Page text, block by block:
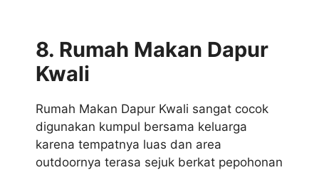
8. Rumah Makan Dapur
Kwali
Rumah Makan Dapur Kwali sangat cocok
digunakan kumpul bersama keluarga
karena tempatnya luas dan area
outdoornya terasa sejuk berkat pepohonan